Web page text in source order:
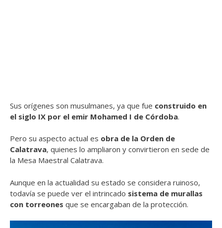
Sus orígenes son musulmanes, ya que fue construido en
el siglo IX por el emir Mohamed I de Córdoba.
Pero su aspecto actual es obra de la Orden de
Calatrava, quienes lo ampliaron y convirtieron en sede de
la Mesa Maestral Calatrava.
Aunque en la actualidad su estado se considera ruinoso,
todavía se puede ver el intrincado sistema de murallas
con torreones que se encargaban de la protección.